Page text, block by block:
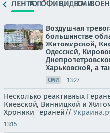
ЛЕНТАТОПОФИЦ.ВИДЕОСМИ
Воздушная
большинстве
Житомирской,
Одесской,
Харьковской, а
СМИ 13:27
Несколько реактивных
Киевской, Винницкой и
Хроники Гераней//
13:15